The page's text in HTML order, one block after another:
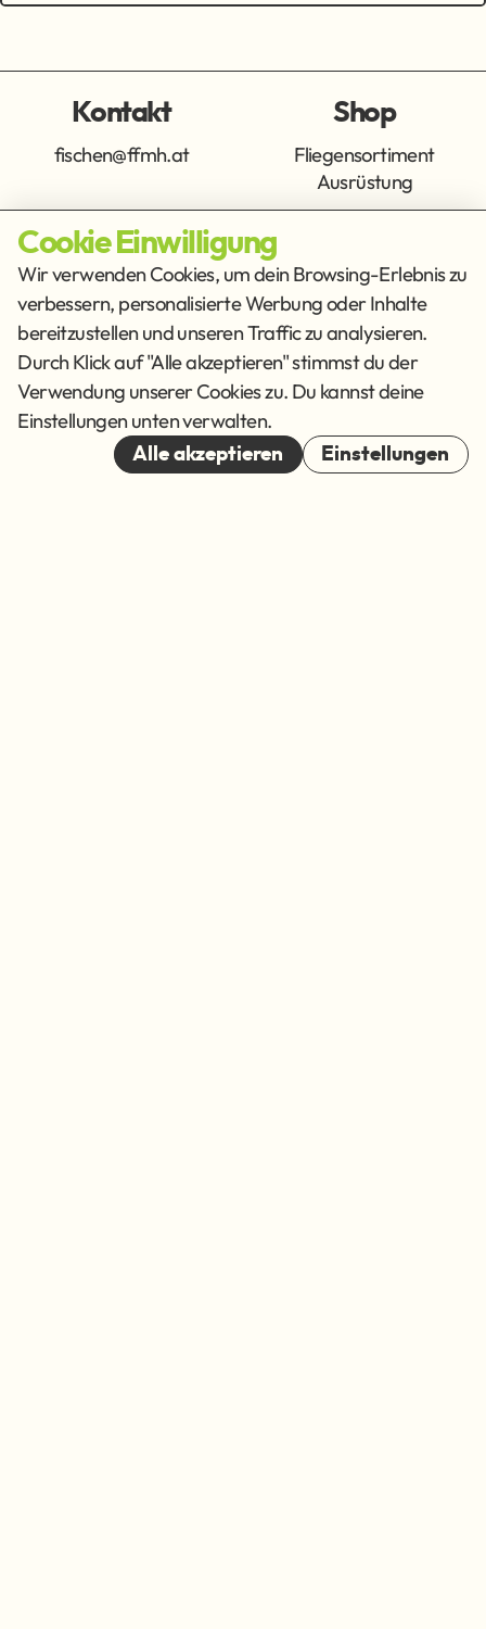
Kontakt
fischen@ffmh.at
Shop
Fliegensortiment
Ausrüstung
Info
Impressum
Datenschutz
AGB
Get Social
© 2026
Cookie Einwilligung
Wir verwenden Cookies, um dein Browsing-Erlebnis zu
verbessern, personalisierte Werbung oder Inhalte
bereitzustellen und unseren Traffic zu analysieren.
Durch Klick auf "Alle akzeptieren" stimmst du der
Verwendung unserer Cookies zu. Du kannst deine
Einstellungen unten verwalten.
Alle akzeptieren Einstellungen